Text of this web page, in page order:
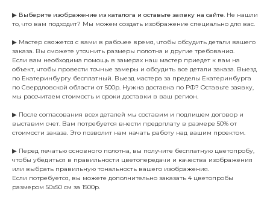
▶ Выберите изображение из каталога и оставьте заявку на сайте. Не нашли
то, что вам подходит? Мы можем создать изображение специально для вас.
▶ Мастер свяжется с вами в рабочее время, чтобы обсудить детали вашего
заказа. Вы сможете уточнить размеры полотна и другие требования.
Если вам необходима помощь в замерах наш мастер приедет к вам на
объект, чтобы провести точные замеры и обсудить все детали заказа. Выезд
по Екатеринбургу бесплатный. Выезд мастера за пределы Екатеринбурга
по Свердловской области от 500р. Нужна доставка по РФ? Оставьте заявку,
мы рассчитаем стоимость и сроки доставки в ваш регион.
▶ После согласования всех деталей мы составим и подпишем договор и
выставим счет. Вам потребуется внести предоплату в размере 50% от
стоимости заказа. Это позволит нам начать работу над вашим проектом.
▶ Перед печатью основного полотна, вы получите бесплатную цветопробу,
чтобы убедиться в правильности цветопередачи и качества изображения
или выбрать правильную тональность вашего изображения.
Если потребуется, вы можете дополнительно заказать 4 цветопробы
размером 50х50 см за 1500р.